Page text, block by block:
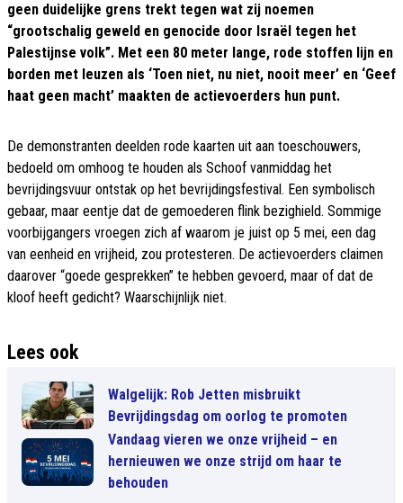
geen duidelijke grens trekt tegen wat zij noemen
“grootschalig geweld en genocide door Israël tegen het
Palestijnse volk”. Met een 80 meter lange, rode stoffen lijn en
borden met leuzen als ‘Toen niet, nu niet, nooit meer’ en ‘Geef
haat geen macht’ maakten de actievoerders hun punt.
De demonstranten deelden rode kaarten uit aan toeschouwers,
bedoeld om omhoog te houden als Schoof vanmiddag het
bevrijdingsvuur ontstak op het bevrijdingsfestival. Een symbolisch
gebaar, maar eentje dat de gemoederen flink bezighield. Sommige
voorbijgangers vroegen zich af waarom je juist op 5 mei, een dag
van eenheid en vrijheid, zou protesteren. De actievoerders claimen
daarover “goede gesprekken” te hebben gevoerd, maar of dat de
kloof heeft gedicht? Waarschijnlijk niet.
Lees ook
Walgelijk: Rob Jetten misbruikt
Bevrijdingsdag om oorlog te promoten
Vandaag vieren we onze vrijheid – en
hernieuwen we onze strijd om haar te
behouden